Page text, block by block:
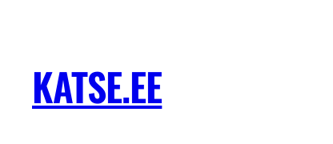
KATSE.EE